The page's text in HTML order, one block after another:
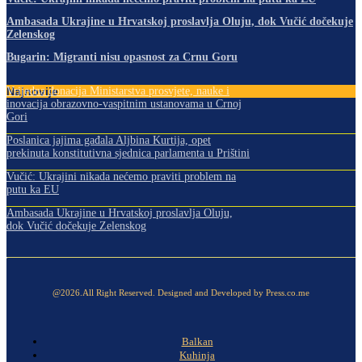
Ambasada Ukrajine u Hrvatskoj proslavlja Oluju, dok Vučić dočekuje
Zelenskog
Bugarin: Migranti nisu opasnost za Crnu Goru
Najnovije
Vrijedna donacija Ministarstva prosvjete, nauke i
inovacija obrazovno-vaspitnim ustanovama u Crnoj
Gori
Poslanica jajima gađala Aljbina Kurtija, opet
prekinuta konstitutivna sjednica parlamenta u Prištini
Vučić: Ukrajini nikada nećemo praviti problem na
putu ka EU
Ambasada Ukrajine u Hrvatskoj proslavlja Oluju,
dok Vučić dočekuje Zelenskog
@2026.All Right Reserved. Designed and Developed by Press.co.me
Balkan
Kuhinja